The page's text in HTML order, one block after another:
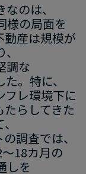
のは、​
様の​局面を​
動産は​規模が​
調な​
。​特に、​
フレ環境下に​
らしてきた​
調査では、​
18カ月の​
しを​